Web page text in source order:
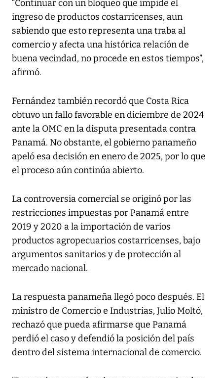
“Continuar con un bloqueo que impide el
ingreso de productos costarricenses, aun
sabiendo que esto representa una traba al
comercio y afecta una histórica relación de
buena vecindad, no procede en estos tiempos”,
afirmó.
Fernández también recordó que Costa Rica
obtuvo un fallo favorable en diciembre de 2024
ante la OMC en la disputa presentada contra
Panamá. No obstante, el gobierno panameño
apeló esa decisión en enero de 2025, por lo que
el proceso aún continúa abierto.
La controversia comercial se originó por las
restricciones impuestas por Panamá entre
2019 y 2020 a la importación de varios
productos agropecuarios costarricenses, bajo
argumentos sanitarios y de protección al
mercado nacional.
La respuesta panameña llegó poco después. El
ministro de Comercio e Industrias, Julio Moltó,
rechazó que pueda afirmarse que Panamá
perdió el caso y defendió la posición del país
dentro del sistema internacional de comercio.